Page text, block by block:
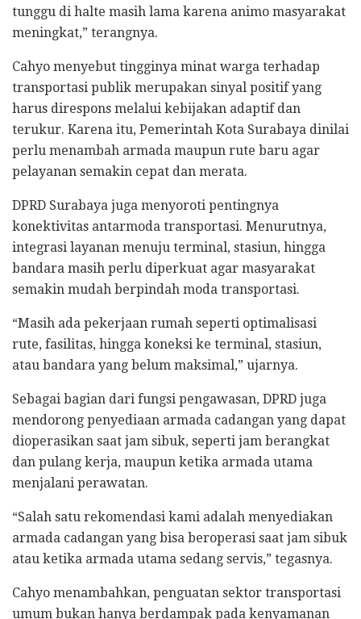
tunggu di halte masih lama karena animo masyarakat
meningkat,” terangnya.
Cahyo menyebut tingginya minat warga terhadap
transportasi publik merupakan sinyal positif yang
harus direspons melalui kebijakan adaptif dan
terukur. Karena itu, Pemerintah Kota Surabaya dinilai
perlu menambah armada maupun rute baru agar
pelayanan semakin cepat dan merata.
DPRD Surabaya juga menyoroti pentingnya
konektivitas antarmoda transportasi. Menurutnya,
integrasi layanan menuju terminal, stasiun, hingga
bandara masih perlu diperkuat agar masyarakat
semakin mudah berpindah moda transportasi.
“Masih ada pekerjaan rumah seperti optimalisasi
rute, fasilitas, hingga koneksi ke terminal, stasiun,
atau bandara yang belum maksimal,” ujarnya.
Sebagai bagian dari fungsi pengawasan, DPRD juga
mendorong penyediaan armada cadangan yang dapat
dioperasikan saat jam sibuk, seperti jam berangkat
dan pulang kerja, maupun ketika armada utama
menjalani perawatan.
“Salah satu rekomendasi kami adalah menyediakan
armada cadangan yang bisa beroperasi saat jam sibuk
atau ketika armada utama sedang servis,” tegasnya.
Cahyo menambahkan, penguatan sektor transportasi
umum bukan hanya berdampak pada kenyamanan